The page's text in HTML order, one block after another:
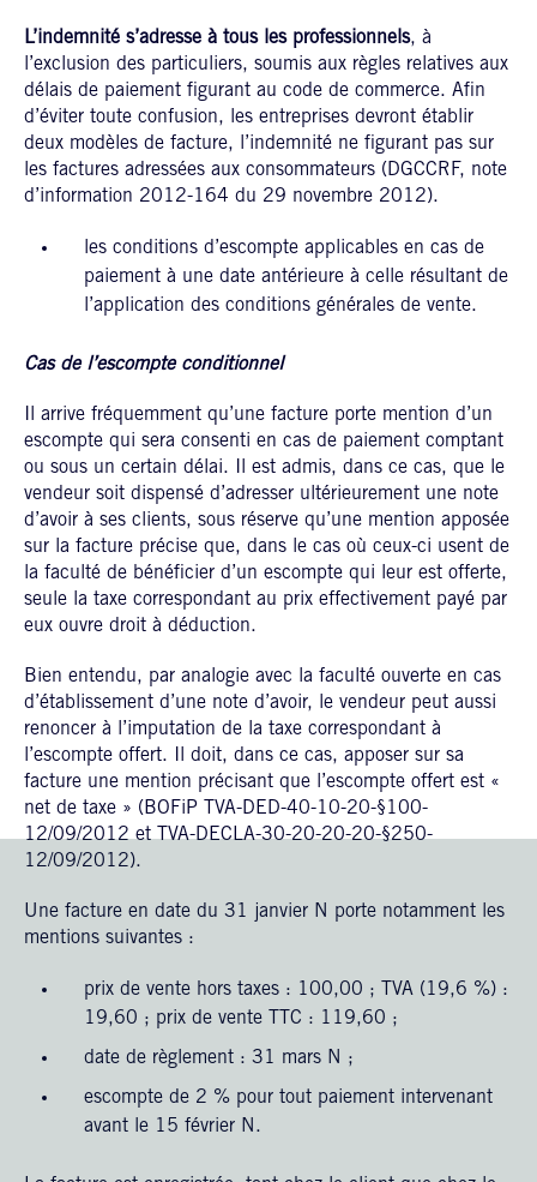
L’indemnité s’adresse à tous les professionnels, à
l’exclusion des particuliers, soumis aux règles relatives aux
délais de paiement figurant au code de commerce. Afin
d’éviter toute confusion, les entreprises devront établir
deux modèles de facture, l’indemnité ne figurant pas sur
les factures adressées aux consommateurs (DGCCRF, note
d’information 2012-164 du 29 novembre 2012).
les conditions d’escompte applicables en cas de
paiement à une date antérieure à celle résultant de
l’application des conditions générales de vente.
Cas de l’escompte conditionnel
Il arrive fréquemment qu’une facture porte mention d’un
escompte qui sera consenti en cas de paiement comptant
ou sous un certain délai. Il est admis, dans ce cas, que le
vendeur soit dispensé d’adresser ultérieurement une note
d’avoir à ses clients, sous réserve qu’une mention apposée
sur la facture précise que, dans le cas où ceux-ci usent de
la faculté de bénéficier d’un escompte qui leur est offerte,
seule la taxe correspondant au prix effectivement payé par
eux ouvre droit à déduction.
Bien entendu, par analogie avec la faculté ouverte en cas
d’établissement d’une note d’avoir, le vendeur peut aussi
renoncer à l’imputation de la taxe correspondant à
l’escompte offert. Il doit, dans ce cas, apposer sur sa
facture une mention précisant que l’escompte offert est «
net de taxe » (BOFiP TVA-DED-40-10-20-§100-
12/09/2012 et TVA-DECLA-30-20-20-20-§250-
12/09/2012).
Une facture en date du 31 janvier N porte notamment les
mentions suivantes :
prix de vente hors taxes : 100,00 ; TVA (19,6 %) :
19,60 ; prix de vente TTC : 119,60 ;
date de règlement : 31 mars N ;
escompte de 2 % pour tout paiement intervenant
avant le 15 février N.